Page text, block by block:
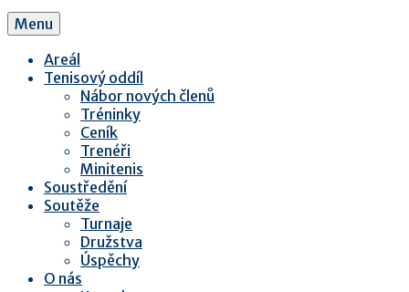
Menu
Areál
Tenisový oddíl
Nábor nových členů
Tréninky
Ceník
Trenéři
Minitenis
Soustředění
Soutěže
Turnaje
Družstva
Úspěchy
O nás